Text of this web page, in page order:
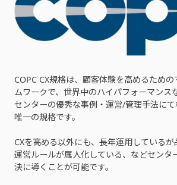
COPC CX規格は、顧客体験を高めるため
ムワークで、世界中のハイパフォーマンス
センターの優秀な事例・運営/管理手法に
唯一の規格です。
CXを高める以外にも、長年運用しているが
運営ルールが属人化している、などセンタ
決に導くことが可能です。